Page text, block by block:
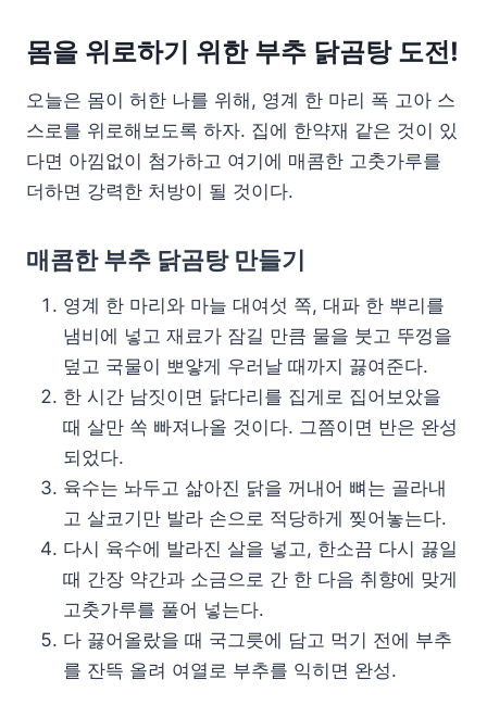
몸을 위로하기 위한 부추 닭곰탕 도전!
오늘은 몸이 허한 나를 위해, 영계 한 마리 폭 고아 스
스로를 위로해보도록 하자. 집에 한약재 같은 것이 있
다면 아낌없이 첨가하고 여기에 매콤한 고춧가루를
더하면 강력한 처방이 될 것이다.
매콤한 부추 닭곰탕 만들기
영계 한 마리와 마늘 대여섯 쪽, 대파 한 뿌리를
냄비에 넣고 재료가 잠길 만큼 물을 붓고 뚜껑을
덮고 국물이 뽀얗게 우러날 때까지 끓여준다.
한 시간 남짓이면 닭다리를 집게로 집어보았을
때 살만 쏙 빠져나올 것이다. 그쯤이면 반은 완성
되었다.
육수는 놔두고 삶아진 닭을 꺼내어 뼈는 골라내
고 살코기만 발라 손으로 적당하게 찢어놓는다.
다시 육수에 발라진 살을 넣고, 한소끔 다시 끓일
때 간장 약간과 소금으로 간 한 다음 취향에 맞게
고춧가루를 풀어 넣는다.
다 끓어올랐을 때 국그릇에 담고 먹기 전에 부추
를 잔뜩 올려 여열로 부추를 익히면 완성.